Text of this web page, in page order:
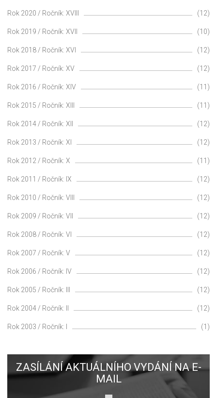
Rok 2020 / Ročník: XVIII (12)
Rok 2019 / Ročník: XVII (10)
Rok 2018 / Ročník: XVI (12)
Rok 2017 / Ročník: XV (12)
Rok 2016 / Ročník: XIV (11)
Rok 2015 / Ročník: XIII (11)
Rok 2014 / Ročník: XII (12)
Rok 2013 / Ročník: XI (12)
Rok 2012 / Ročník: X (11)
Rok 2011 / Ročník: IX (12)
Rok 2010 / Ročník: VIII (12)
Rok 2009 / Ročník: VII (12)
Rok 2008 / Ročník: VI (12)
Rok 2007 / Ročník: V (12)
Rok 2006 / Ročník: IV (12)
Rok 2005 / Ročník: III (12)
Rok 2004 / Ročník: II (12)
Rok 2003 / Ročník: I (1)
ZASÍLÁNÍ AKTUÁLNÍHO VYDÁNÍ NA E-
MAIL